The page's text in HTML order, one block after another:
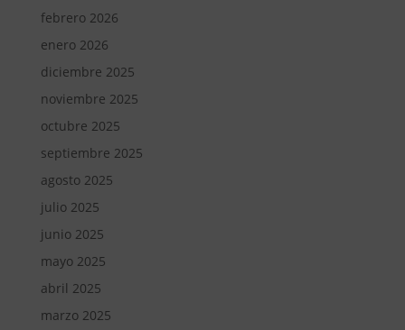
febrero 2026
enero 2026
diciembre 2025
noviembre 2025
octubre 2025
septiembre 2025
agosto 2025
julio 2025
junio 2025
mayo 2025
abril 2025
marzo 2025